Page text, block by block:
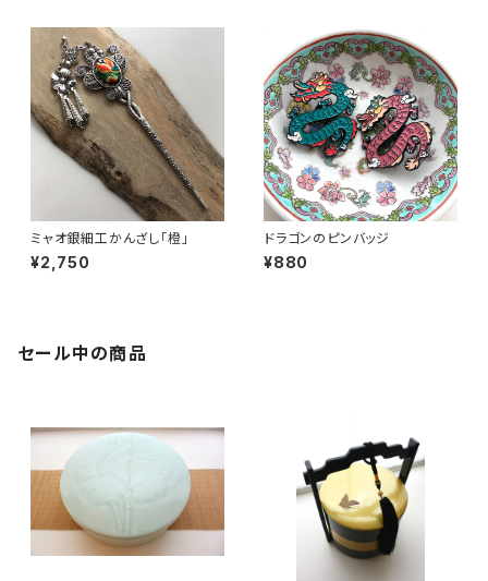
ミャオ銀細工かんざし「橙」
¥2,750
ドラゴンのピンバッジ
¥880
セール中の商品